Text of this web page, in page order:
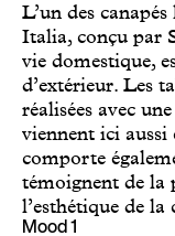
L’un des
Italia, conçu par
vie domestique,
d’extérieur. Les
réalisées avec
viennent ici aussi
comporte
témoignent de la
l’esthétique de la
Mood 1